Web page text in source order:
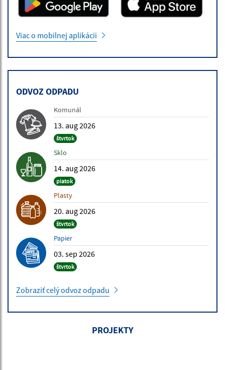
Viac o mobilnej aplikácii
ODVOZ ODPADU
Komunál
13. aug 2026
štvrtok
Sklo
14. aug 2026
piatok
Plasty
20. aug 2026
štvrtok
Papier
03. sep 2026
štvrtok
Zobraziť celý odvoz odpadu
PROJEKTY